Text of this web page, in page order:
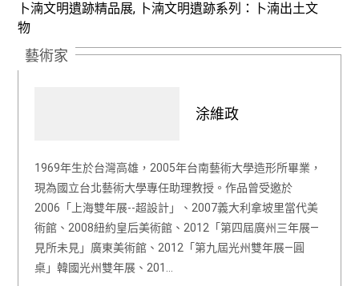
卜湳文明遺跡精品展, 卜湳文明遺跡系列：卜湳出土文
物
藝術家
涂維政
1969年生於台灣高雄，2005年台南藝術大學造形所畢業，
現為國立台北藝術大學專任助理教授。作品曾受邀於
2006「上海雙年展--超設計」、2007義大利拿坡里當代美
術館、2008紐約皇后美術館、2012「第四屆廣州三年展—
見所未見」廣東美術館、2012「第九屆光州雙年展—圓
桌」韓國光州雙年展、201…